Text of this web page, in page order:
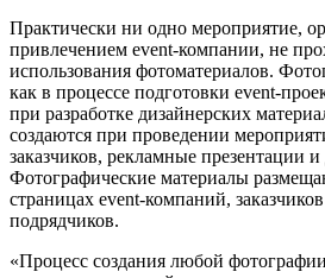
Практически ни одно мероприятие,
привлечением event-компании, не
использования фотоматериалов.
как в процессе подготовки event-
при разработке дизайнерских
создаются при проведении
заказчиков, рекламные презентации и
Фотографические материалы
страницах event-компаний,
подрядчиков.
«Процесс создания любой